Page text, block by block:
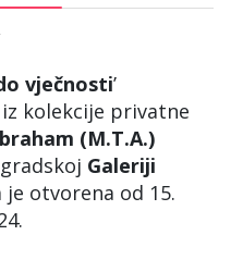
vječnosti’
kolekcije privatne
(M.T.A.)
Galeriji
je otvorena od 15.